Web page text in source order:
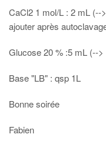
CaCl2 1 mol/L : 2 mL (--
ajouter après
Glucose 20 % :5 mL (--
Base "LB" : qsp 1L
Bonne soirée
Fabien